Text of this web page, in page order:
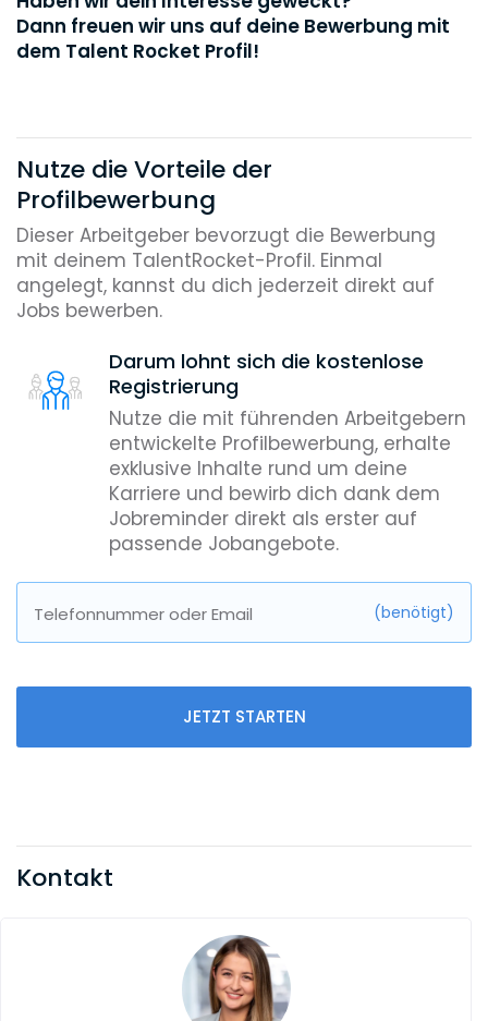
Dann freuen wir uns auf deine Bewerbung mit
dem Talent Rocket Profil!
Nutze die Vorteile der
Profilbewerbung
Dieser Arbeitgeber bevorzugt die Bewerbung
mit deinem TalentRocket-Profil. Einmal
angelegt, kannst du dich jederzeit direkt auf
Jobs bewerben.
Darum lohnt sich die kostenlose
Registrierung
Nutze die mit führenden Arbeitgebern
entwickelte Profilbewerbung, erhalte
exklusive Inhalte rund um deine
Karriere und bewirb dich dank dem
Jobreminder direkt als erster auf
passende Jobangebote.
Telefonnummer oder Email (benötigt)
JETZT STARTEN
Kontakt